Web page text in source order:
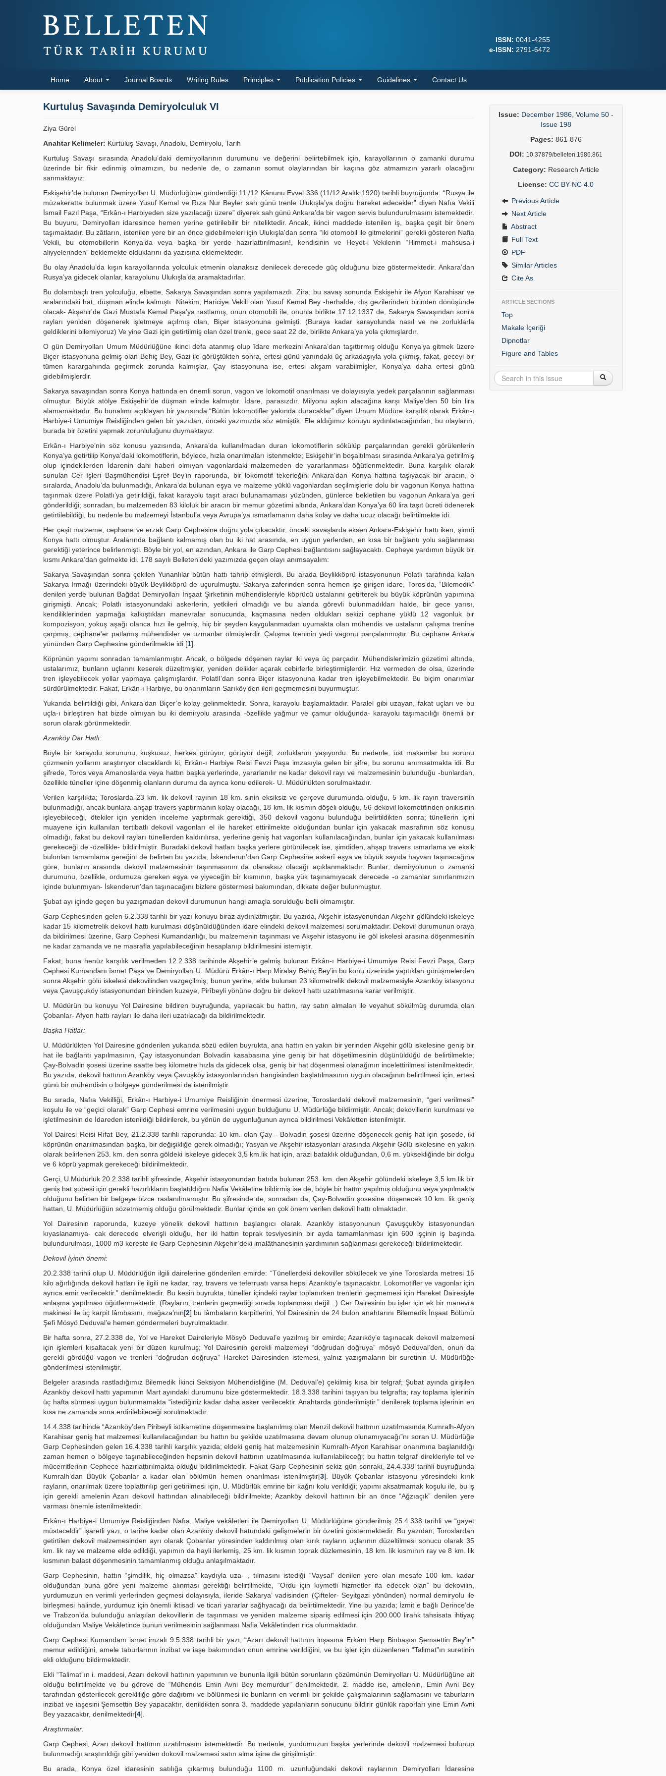
ISSN: 0041-4255
e-ISSN: 2791-6472
Home About Journal Boards Writing Rules Principles Publication Policies Guidelines Contact Us
Kurtuluş Savaşında Demiryolculuk VI
Ziya Gürel
Anahtar Kelimeler: Kurtuluş Savaşı, Anadolu, Demiryolu, Tarih
Kurtuluş Savaşı sırasında Anadolu’daki demiryollarının durumunu ve değerini belirtebilmek için, karayollarının o zamanki durumu
üzerinde bir fikir edinmiş olmamızın, bu nedenle de, o zamanın somut olaylarından bir kaçına göz atmamızın yararlı olacağını
sanmaktayız:
Eskişehir’de bulunan Demiryolları U. Müdürlüğüne gönderdiği 11 /12 Kânunu Evvel 336 (11/12 Aralık 1920) tarihli buyruğunda: “Rusya ile
müzakeratta bulunmak üzere Yusuf Kemal ve Rıza Nur Beyler sah günü trenle Ulukışla’ya doğru hareket edecekler” diyen Nafıa Vekili
İsmail Fazıl Paşa, “Erkân-ı Harbiyeden size yazılacağı üzere” diyerek sah günü Ankara’da bir vagon servis bulundurulmasını istemektedir.
Bu buyuru, Demiryolları idaresince hemen yerine getirilebilir bir niteliktedir. Ancak, ikinci maddede istenilen iş, başka çeşit bir önem
taşımaktadır. Bu zâtların, istenilen yere bir an önce gidebilmeleri için Ulukışla'dan sonra “iki otomobil ile gitmelerini” gerekli gösteren Nafia
Vekili, bu otomobillerin Konya’da veya başka bir yerde hazırlattırılmasın!, kendisinin ve Heyet-i Vekilenin “Himmet-i mahsusa-i
aliyyelerinden” beklemekte olduklarını da yazısına eklemektedir.
Bu olay Anadolu’da kışın karayollarında yolculuk etmenin olanaksız denilecek derecede güç olduğunu bize göstermektedir. Ankara’dan
Rusya’ya gidecek olanlar, karayolunu Ulukışla’da aramaktadırlar.
Bu dolambaçlı tren yolculuğu, elbette, Sakarya Savaşından sonra yapılamazdı. Zira; bu savaş sonunda Eskişehir ile Afyon Karahisar ve
aralarındaki hat, düşman elinde kalmıştı. Nitekim; Hariciye Vekili olan Yusuf Kemal Bey -herhalde, dış gezilerinden birinden dönüşünde
olacak- Akşehir'de Gazi Mustafa Kemal Paşa’ya rastlamış, onun otomobili ile, onunla birlikte 17.12.1337 de, Sakarya Savaşından sonra
rayları yeniden döşenerek işletmeye açılmış olan, Biçer istasyonuna gelmişti. (Buraya kadar karayolunda nasıl ve ne zorluklarla
geldiklerini bilemiyoruz) Ve yine Gazi için getirtilmiş olan özel trenle, gece saat 22 de, birlikte Ankara’ya yola çıkmışlardır.
O gün Demiryolları Umum Müdürlüğüne ikinci defa atanmış olup îdare merkezini Ankara’dan taşıttırmış olduğu Konya’ya gitmek üzere
Biçer istasyonuna gelmiş olan Behiç Bey, Gazi ile görüştükten sonra, ertesi günü yanındaki üç arkadaşıyla yola çıkmış, fakat, geceyi bir
tümen karargahında geçirmek zorunda kalmışlar, Çay istasyonuna ise, ertesi akşam varabilmişler, Konya’ya daha ertesi günü
gidebilmişlerdir.
Sakarya savaşından sonra Konya hattında en önemli sorun, vagon ve lokomotif onarılması ve dolayısıyla yedek parçalarının sağlanması
olmuştur. Büyük atölye Eskişehir’de düşman elinde kalmıştır. İdare, parasızdır. Milyonu aşkın alacağına karşı Maliye’den 50 bin lira
alamamaktadır. Bu bunalımı açıklayan bir yazısında “Bütün lokomotifler yakında duracaklar” diyen Umum Müdüre karşılık olarak Erkân-ı
Harbiye-i Umumiye Reisliğinden gelen bir yazıdan, önceki yazımızda söz etmiştik. Ele aldığımız konuyu aydınlatacağından, bu olayların,
burada bir özetini yapmak zorunluluğunu duymaktayız.
Erkân-ı Harbiye’nin söz konusu yazısında, Ankara’da kullanılmadan duran lokomotiflerin sökülüp parçalarından gerekli görülenlerin
Konya’ya getirtilip Konya’daki lokomotiflerin, böylece, hızla onarılmaları istenmekte; Eskişehir’in boşaltılması sırasında Ankara’ya getirilmiş
olup içindekilerden İdarenin dahi haberi olmıyan vagonlardaki malzemeden de yararlanması öğütlenmektedir. Buna karşılık olarak
sunulan Cer İşleri Başmühendisi Eşref Bey’in raporunda, bir lokomotif tekerleğini Ankara’dan Konya hattına taşıyacak bir aracın, o
sıralarda, Anadolu’da bulunmadığı, Ankara’da bulunan eşya ve malzeme yüklü vagonlardan seçilmişlerle dolu bir vagonun Konya hattına
taşınmak üzere Polatlı’ya getirildiği, fakat karayolu taşıt aracı bulunamaması yüzünden, günlerce bekletilen bu vagonun Ankara’ya geri
gönderildiği; sonradan, bu malzemeden 83 kiloluk bir aracın bir memur gözetimi altında, Ankara’dan Konya’ya 60 lira taşıt ücreti ödenerek
getirtilebildiği, bu nedenle bu malzemeyi İstanbul’a veya Avrupa’ya ısmarlamanın daha kolay ve daha ucuz olacağı belirtilmekte idi.
Her çeşit malzeme, cephane ve erzak Garp Cephesine doğru yola çıkacaktır, önceki savaşlarda eksen Ankara-Eskişehir hattı iken, şimdi
Konya hattı olmuştur. Aralarında bağlantı kalmamış olan bu iki hat arasında, en uygun yerlerden, en kısa bir bağlantı yolu sağlanması
gerektiği yeterince belirlenmişti. Böyle bir yol, en azından, Ankara ile Garp Cephesi bağlantısını sağlayacaktı. Cepheye yardımın büyük bir
kısmı Ankara’dan gelmekte idi. 178 sayılı Belleten’deki yazımızda geçen olayı anımsayalım:
Sakarya Savaşından sonra çekilen Yunanlılar bütün hattı tahrip etmişlerdi. Bu arada Beylikköprü istasyonunun Polatlı tarafında kalan
Sakarya Irmağı üzerindeki büyük Beylikköprü de uçurulmuştu. Sakarya zaferinden sonra hemen işe girişen idare, Toros’da, “Bilemedik”
denilen yerde bulunan Bağdat Demiryolları İnşaat Şirketinin mühendisleriyle köprücü ustalarını getirterek bu büyük köprünün yapımına
girişmişti. Ancak; Polatlı istasyonundaki askerlerin, yetkileri olmadığı ve bu alanda görevli bulunmadıkları halde, bir gece yarısı,
kendiliklerinden yapmağa kalkıştıkları manevralar sonucunda, kaçmasına neden oldukları sekizi cephane yüklü 12 vagonluk bir
kompozisyon, yokuş aşağı olanca hızı ile gelmiş, hiç bir şeyden kaygulanmadan uyumakta olan mühendis ve ustaların çalışma trenine
çarpmış, cephane'er patlamış mühendisler ve uzmanlar ölmüşlerdir. Çalışma treninin yedi vagonu parçalanmıştır. Bu cephane Ankara
yönünden Garp Cephesine gönderilmekte idi [1].
Köprünün yapımı sonradan tamamlanmıştır. Ancak, o bölgede döşenen raylar iki veya üç parçadır. Mühendislerimizin gözetimi altında,
ustalarımız, bunların uçlarını keserek düzeltmişler, yeniden delikler açarak cebirlerle birleştirmişlerdir. Hız vermeden de olsa, üzerinde
tren işleyebilecek yollar yapmaya çalışmışlardır. PolatlI’dan sonra Biçer istasyonuna kadar tren işleyebilmektedir. Bu biçim onarımlar
sürdürülmektedir. Fakat, Erkân-ı Harbiye, bu onarımların Sarıköy’den ileri geçmemesini buyurmuştur.
Yukarıda belirtildiği gibi, Ankara’dan Biçer’e kolay gelinmektedir. Sonra, karayolu başlamaktadır. Paralel gibi uzayan, fakat uçları ve bu
uçla-ı birleştiren hat bizde olmıyan bu iki demiryolu arasında -özellikle yağmur ve çamur olduğunda- karayolu taşımacılığı önemli bir
sorun olarak görünmektedir.
Azanköy Dar Hatlı:
Böyle bir karayolu sorununu, kuşkusuz, herkes görüyor, görüyor değil; zorluklarını yaşıyordu. Bu nedenle, üst makamlar bu sorunu
çözmenin yollarını araştırıyor olacaklardı ki, Erkân-ı Harbiye Reisi Fevzi Paşa imzasıyla gelen bir şifre, bu sorunu anımsatmakta idi. Bu
şifrede, Toros veya Amanoslarda veya hattın başka yerlerinde, yararlanılır ne kadar dekovil rayı ve malzemesinin bulunduğu -bunlardan,
özellikle tüneller içine döşenmiş olanların durumu da ayrıca konu edilerek- U. Müdürlükten sorulmaktadır.
Verilen karşılıkta; Toroslarda 23 km. lik dekovil rayının 18 km. sinin eksiksiz ve çerçeve durumunda olduğu, 5 km. lik rayın traversinin
bulunmadığı, ancak bunlara ahşap travers yaptırmanın kolay olacağı, 18 km. lik kısmın döşeli olduğu, 56 dekovil lokomotifinden onikisinin
işleyebileceği, ötekiler için yeniden inceleme yaptırmak gerektiği, 350 dekovil vagonu bulunduğu belirtildikten sonra; tünellerin içini
muayene için kullanılan tertibatlı dekovil vagonları el ile hareket ettirilmekte olduğundan bunlar için yakacak masrafının söz konusu
olmadığı, fakat bu dekovil rayları tünellerden kaldırılırsa, yerlerine geniş hat vagonları kullanılacağından, bunlar için yakacak kullanılması
gerekeceği de -özellikle- bildirilmiştir. Buradaki dekovil hatları başka yerlere götürülecek ise, şimdiden, ahşap travers ısmarlama ve eksik
bulonlan tamamlama gereğini de belirten bu yazıda, İskenderun’dan Garp Cephesine askerî eşya ve büyük sayıda hayvan taşınacağına
göre, bunların arasında dekovil malzemesinin taşınmasının da olanaksız olacağı açıklanmaktadır. Bunlar; demiryolunun o zamanki
durumunu, özellikle, ordumuza gereken eşya ve yiyeceğin bir kısmının, başka yük taşınamıyacak derecede -o zamanlar sınırlarımızın
içinde bulunmıyan- İskenderun’dan taşınacağını bizlere göstermesi bakımından, dikkate değer bulunmuştur.
Şubat ayı içinde geçen bu yazışmadan dekovil durumunun hangi amaçla sorulduğu belli olmamıştır.
Garp Cephesinden gelen 6.2.338 tarihli bir yazı konuyu biraz aydınlatmıştır. Bu yazıda, Akşehir istasyonundan Akşehir gölündeki iskeleye
kadar 15 kilometrelik dekovil hattı kurulması düşünüldüğünden idare elindeki dekovil malzemesi sorulmaktadır. Dekovil durumunun oraya
da bildirilmesi üzerine, Garp Cephesi Kumandanlığı, bu malzemenin taşınması ve Akşehir istasyonu ile göl iskelesi arasına döşenmesinin
ne kadar zamanda ve ne masrafla yapılabileceğinin hesaplanıp bildirilmesini istemiştir.
Fakat; buna henüz karşılık verilmeden 12.2.338 tarihinde Akşehir’e gelmiş bulunan Erkân-ı Harbiye-i Umumiye Reisi Fevzi Paşa, Garp
Cephesi Kumandanı îsmet Paşa ve Demiryolları U. Müdürü Erkân-ı Harp Miralay Behiç Bey’in bu konu üzerinde yaptıkları görüşmelerden
sonra Akşehir gölü iskelesi dekovilinden vazgeçilmiş; bunun yerine, elde bulunan 23 kilometrelik dekovil malzemesiyle Azarıköy istasyonu
veya Çavuşçuköy istasyonundan birinden kuzeye, Pirîbeyli yönüne doğru bir dekovil hattı uzatılmasına karar verilmiştir.
U. Müdürün bu konuyu Yol Dairesine bildiren buyruğunda, yapılacak bu hattın, ray satın almaları ile veyahut sökülmüş durumda olan
Çobanlar- Afyon hattı rayları ile daha ileri uzatılacağı da bildirilmektedir.
Başka Hatlar:
U. Müdürlükten Yol Dairesine gönderilen yukarıda sözü edilen buyrukta, ana hattın en yakın bir yerinden Akşehir gölü iskelesine geniş bir
hat ile bağlantı yapılmasının, Çay istasyonundan Bolvadin kasabasına yine geniş bir hat döşetilmesinin düşünüldüğü de belirtilmekte;
Çay-Bolvadin şosesi üzerine saatte beş kilometre hızla da gidecek olsa, geniş bir hat döşenmesi olanağının incelettirilmesi istenilmektedir.
Bu yazıda, dekovil hattının Azanköy veya Çavuşköy istasyonlarından hangisinden başlatılmasının uygun olacağının belirtilmesi için, ertesi
günü bir mühendisin o bölgeye gönderilmesi de istenilmiştir.
Bu sırada, Nafıa Vekilliği, Erkân-ı Harbiye-i Umumiye Reisliğinin önermesi üzerine, Toroslardaki dekovil malzemesinin, “geri verilmesi”
koşulu ile ve “geçici olarak” Garp Cephesi emrine verilmesini uygun bulduğunu U. Müdürlüğe bildirmiştir. Ancak; dekovillerin kurulması ve
işletilmesinin de İdareden istenildiği bildirilerek, bu yönün de uygunluğunun ayrıca bildirilmesi Vekâletten istenilmiştir.
Yol Dairesi Reisi Rıfat Bey, 21.2.338 tarihli raporunda: 10 km. olan Çay - Bolvadin şosesi üzerine döşenecek geniş hat için şosede, iki
köprünün onarılmasından başka, bir değişikliğe gerek olmadığı; Yasyan ve Akşehir istasyonları arasında Akşehir Gölü iskelesine en yakın
olarak belirlenen 253. km. den sonra göldeki iskeleye gidecek 3,5 km.lik hat için, arazi bataklık olduğundan, 0,6 m. yüksekliğinde bir dolgu
ve 6 köprü yapmak gerekeceği bildirilmektedir.
Gerçi, U.Müdürlük 20.2.338 tarihli şifresinde, Akşehir istasyonundan batıda bulunan 253. km. den Akşehir gölündeki iskeleye 3,5 km.lik bir
geniş hat şubesi için gerekli hazırlıkların başlatıldığını Nafia Vekâletine bildirmiş ise de, böyle bir hattın yapılmış olduğunu veya yapılmakta
olduğunu belirten bir belgeye bizce raslanılmamıştır. Bu şifresinde de, sonradan da, Çay-Bolvadin şosesine döşenecek 10 km. lik geniş
hattan, U. Müdürlüğün sözetmemiş olduğu görülmektedir. Bunlar içinde en çok önem verilen dekovil hattı olmaktadır.
Yol Dairesinin raporunda, kuzeye yönelik dekovil hattının başlangıcı olarak. Azanköy istasyonunun Çavuşçuköy istasyonundan
kıyaslanamıya- cak derecede elverişli olduğu, her iki hattın toprak tesviyesinin bir ayda tamamlanması için 600 işçinin iş başında
bulundurulması, 1000 m3 kereste ile Garp Cephesinin Akşehir’deki imalâthanesinin yardımının sağlanması gerekeceği bildirilmektedir.
Dekovil İyinin önemi:
20.2.338 tarihli olup U. Müdürlüğün ilgili dairelerine gönderilen emirde: “Tünellerdeki dekoviller sökülecek ve yine Toroslarda metresi 15
kilo ağırlığında dekovil hatları ile ilgili ne kadar, ray, travers ve teferruatı varsa hepsi Azarıköy’e taşınacaktır. Lokomotifler ve vagonlar için
ayrıca emir verilecektir.” denilmektedir. Bu kesin buyrukta, tüneller içindeki raylar toplanırken trenlerin geçmemesi için Hareket Dairesiyle
anlaşma yapılması öğütlenmektedir. (Rayların, trenlerin geçmediği sırada toplanması değil...) Cer Dairesinin bu işler için ek bir manevra
makinesi ile üç karpit lâmbasını, mağaza’nın[2] bu lâmbaların karpitlerini, Yol Dairesinin de 24 bulon anahtarını Bilemedik İnşaat Bölümü
Şefi Mösyö Deduval’e hemen göndermeleri buyrulmaktadır.
Bir hafta sonra, 27.2.338 de, Yol ve Hareket Daireleriyle Mösyö Deduval’e yazılmış bir emirde; Azarıköy’e taşınacak dekovil malzemesi
için işlemleri kısaltacak yeni bir düzen kurulmuş; Yol Dairesinin gerekli malzemeyi “doğrudan doğruya” mösyö Deduval’den, onun da
gerekli gördüğü vagon ve trenleri “doğrudan doğruya” Hareket Dairesinden istemesi, yalnız yazışmaların bir suretinin U. Müdürlüğe
gönderilmesi istenilmiştir.
Belgeler arasında rastladığımız Bilemedik İkinci Seksiyon Mühendisliğine (M. Deduval’e) çekilmiş kısa bir telgraf; Şubat ayında girişilen
Azanköy dekovil hattı yapımının Mart ayındaki durumunu bize göstermektedir. 18.3.338 tarihini taşıyan bu telgrafta; ray toplama işlerinin
üç hafta sürmesi uygun bulunmamakta “istediğiniz kadar daha asker verilecektir. Anahtarda gönderilmiştir.” denilerek toplama işlerinin en
kısa ne zamanda sona erdirilebileceği sorulmaktadır.
14.4.338 tarihinde “Azarıköy’den Piribeyli istikametine döşenmesine başlanılmış olan Menzil dekovil hattının uzatılmasında Kumralh-Afyon
Karahisar geniş hat malzemesi kullanılacağından bu hattın bu şekilde uzatılmasına devam olunup olunamıyacağı”nı soran U. Müdürlüğe
Garp Cephesinden gelen 16.4.338 tarihli karşılık yazıda; eldeki geniş hat malzemesinin Kumralh-Afyon Karahisar onarımına başlanıldığı
zaman hemen o bölgeye taşınabileceğinden hepsinin dekovil hattının uzatılmasında kullanılabileceği; bu hattın telgraf direkleriyle tel ve
mücerritlerinin Cephece hazırlattırılmakta olduğu bildirilmektedir. Fakat Garp Cephesinin sekiz gün sonraki, 24.4.338 tarihli buyruğunda
Kumralh’dan Büyük Çobanlar a kadar olan bölümün hemen onarılması istenilmiştir[3]. Büyük Çobanlar istasyonu yöresindeki kırık
rayların, onarılmak üzere toplattırılıp geri getirilmesi için, U. Müdürlük emrine bir kağnı kolu verildiği; yapımı aksatmamak koşulu ile, bu iş
için gerekli amelenin Azarı dekovil hattından alınabileceği bildirilmekte; Azanköy dekovil hattının bir an önce “Ağzıaçık” denilen yere
varması önemle istenilmektedir.
Erkân-ı Harbiye-i Umumiye Reisliğinden Nafıa, Maliye vekâletleri ile Demiryolları U. Müdürlüğüne gönderilmiş 25.4.338 tarihli ve “gayet
müstaceldir” işaretli yazı, o tarihe kadar olan Azanköy dekovil hatundaki gelişmelerin bir özetini göstermektedir. Bu yazıdan; Toroslardan
getirtilen dekovil malzemesinden ayrı olarak Çobanlar yöresinden kaldırılmış olan kırık rayların uçlarının düzeltilmesi sonucu olarak 35
km. lik ray ve malzeme elde edildiği, yapımın da hayli ilerlemiş, 25 km. lik kısmın toprak düzlemesinin, 18 km. lik kısmının ray ve 8 km. lik
kısmının balast döşenmesinin tamamlanmış olduğu anlaşılmaktadır.
Garp Cephesinin, hattın “şimdilik, hiç olmazsa” kaydıyla uza- , tılmasını istediği “Vaysal” denilen yere olan mesafe 100 km. kadar
olduğundan buna göre yeni malzeme alınması gerektiği belirtilmekte, “Ordu için kıymetli hizmetler ifa edecek olan” bu dekovilin,
yurdumuzun en verimli yerlerinden geçmesi dolayısıyla, ileride Sakarya’ vadisinden (Çifteler- Seyitgazi yönünden) normal demiryolu ile
birleşmesi halinde, yurdumuz için önemli iktisadi ve ticari yararlar sağhyacağı da belirtilmektedir. Yine bu yazıda; İzmit e bağlı Derince’de
ve Trabzon’da bulunduğu anlaşılan dekovillerin de taşınması ve yeniden malzeme sipariş edilmesi için 200.000 lirahk tahsisata ihtiyaç
olduğundan Maliye Vekâletince bunun verilmesinin sağlanması Nafia Vekâletinden rica olunmaktadır.
Garp Cephesi Kumandam ismet imzalı 9.5.338 tarihli bir yazı, “Azarı dekovil hattının inşasına Erkânı Harp Binbaşısı Şemsettin Bey’in”
memur edildiğini, amele taburlarının inzibat ve iaşe bakımından onun emrine verildiğini, ve bu işler için düzenlenen “Talimat”ın suretinin
ekli olduğunu bildirmektedir.
Ekli “Talimat”ın i. maddesi, Azarı dekovil hattının yapımının ve bununla ilgili bütün sorunların çözümünün Demiryolları U. Müdürlüğüne ait
olduğu belirtilmekte ve bu göreve de “Mühendis Emin Avni Bey memurdur” denilmektedir. 2. madde ise, amelenin, Emin Avni Bey
tarafından gösterilecek gerekliliğe göre dağıtımı ve bölünmesi ile bunların en verimli bir şekilde çalışmalarının sağlamasını ve taburların
inzibat ve iaşesini Şemsettin Bey yapacaktır, denildikten sonra 3. maddede yapılanların sonucunu bildirir günlük raporları yine Emin Avni
Bey yazacaktır, denilmektedir[4].
Araştırmalar:
Garp Cephesi, Azarı dekovil hattının uzatılmasını istemektedir. Bu nedenle, yurdumuzun başka yerlerinde dekovil malzemesi bulunup
bulunmadığı araştırıldığı gibi yeniden dokovil malzemesi satın alma işine de girişilmiştir.
Bu arada, Konya özel idaresinin satılığa çıkarmış bulunduğu 1100 m. uzunluğundaki dekovil raylarının Demiryolları İdaresine
Issue: December 1986, Volume 50 -
Issue 198
Pages: 861-876
DOI: 10.37879/belleten.1986.861
Category: Research Article
License: CC BY-NC 4.0
Previous Article
Next Article
Abstract
Full Text
PDF
Similar Articles
Cite As
ARTICLE SECTIONS
Top
Makale İçeriği
Dipnotlar
Figure and Tables